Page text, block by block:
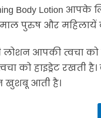
Body Lotion
पुरुष और महिलायें
लोशन आपकी त्वचा
को हाइड्रेट रखती
खुशबू आती है।